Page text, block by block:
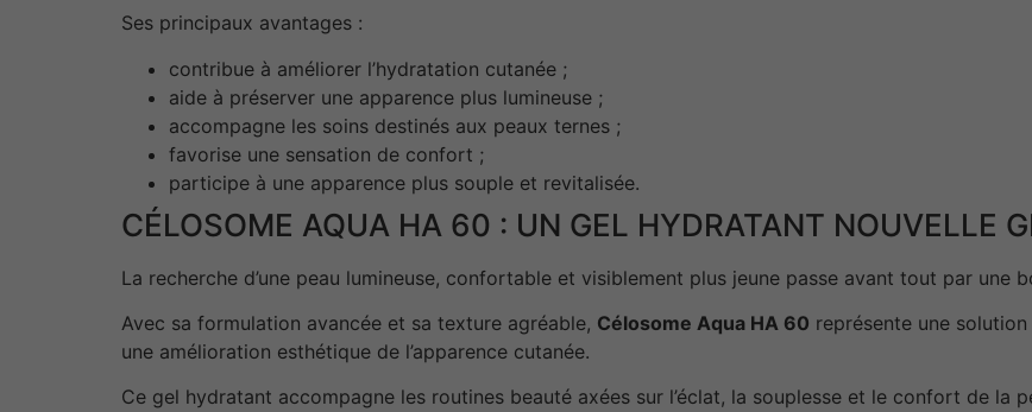
Ses principaux avantages :
contribue à améliorer l’hydratation cutanée ;
aide à préserver une apparence plus lumineuse ;
accompagne les soins destinés aux peaux ternes ;
favorise une sensation de confort ;
participe à une apparence plus souple et revitalisée.
CÉLOSOME AQUA HA 60 : UN GEL HYDRATANT NOUVELLE
La recherche d’une peau lumineuse, confortable et visiblement plus jeune passe avant tout par une
Avec sa formulation avancée et sa texture agréable, Célosome Aqua HA 60 représente une
une amélioration esthétique de l’apparence cutanée.
Ce gel hydratant accompagne les routines beauté axées sur l’éclat, la souplesse et le confort de la